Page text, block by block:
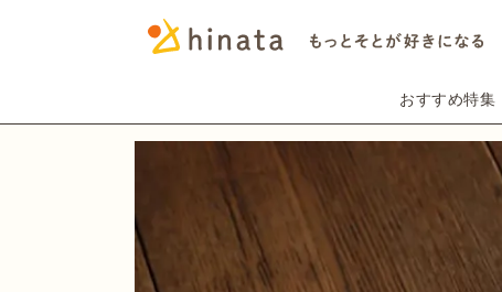
おすすめ特集